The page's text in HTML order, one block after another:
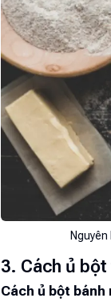
3. Cách ủ
Cách ủ bột bánh